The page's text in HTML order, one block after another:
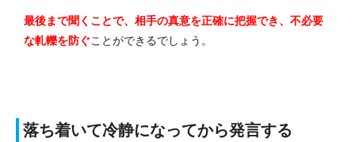
最後まで聞くことで、相手の真意を正確に把握でき、不必要
な軋轢を防ぐことができるでしょう。
落ち着いて冷静になってから発言する